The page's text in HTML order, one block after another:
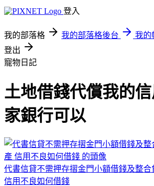
登入
我的部落格 我的部落格後台
我的
登出
寵物日記
土地借錢代償我的
家銀行可以
代書信貸不需押存摺金門小額借錢及整
信用不良如何借錢